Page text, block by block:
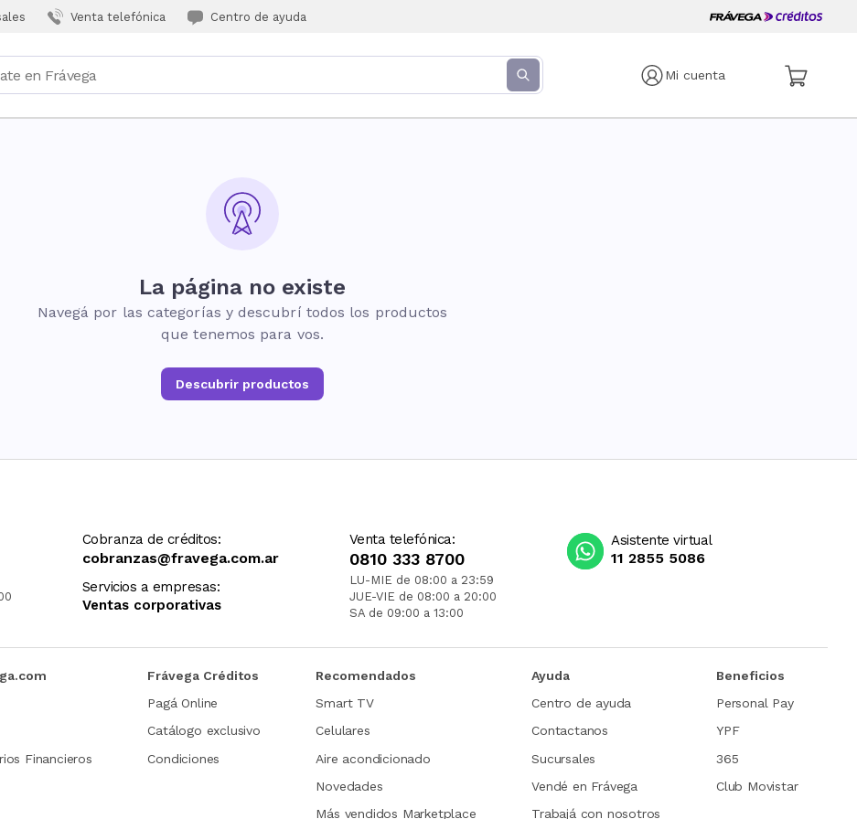
Venta telefónica Centro de ayuda
Mi cuenta
La página no existe
Navegá por las categorías y descubrí todos los productos
que tenemos para vos.
Descubrir productos
Cobranza de créditos:
cobranzas@fravega.com.ar
Servicios a empresas:
Ventas corporativas
Venta telefónica:
0810 333 8700
LU-MIE de 08:00 a 23:59
JUE-VIE de 08:00 a 20:00
SA de 09:00 a 13:00
Asistente virtual
11 2855 5086
Financieros
Frávega Créditos
Pagá Online
Catálogo exclusivo
Condiciones
Recomendados
Smart TV
Celulares
Aire acondicionado
Novedades
Más vendidos Marketplace
Ayuda
Centro de ayuda
Contactanos
Sucursales
Vendé en Frávega
Trabajá con nosotros
Beneficios
Personal Pay
YPF
365
Club Movistar